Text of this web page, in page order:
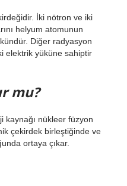
İki nötron ve iki
helyum atomunun
Diğer radyasyon
elektrik yüküne sahiptir
mu?
kaynağı nükleer füzyon
çekirdek birleştiğinde ve
ortaya çıkar.